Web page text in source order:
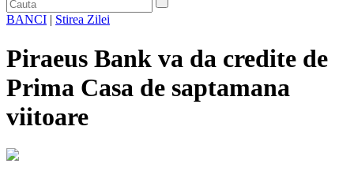
BANCI | Stirea Zilei
Piraeus Bank va da credite de
Prima Casa de saptamana
viitoare